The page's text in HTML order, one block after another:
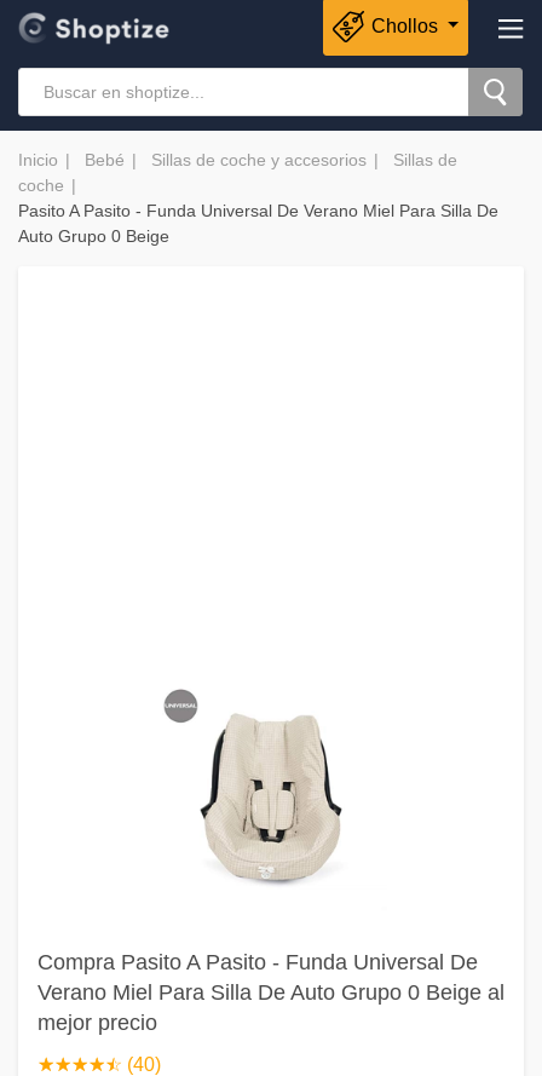
Chollos
Inicio Bebé Sillas de coche y accesorios
Sillas de
coche
Pasito A Pasito - Funda Universal De Verano Miel Para Silla De
Auto Grupo 0 Beige
Compra Pasito A Pasito - Funda Universal De
Verano Miel Para Silla De Auto Grupo 0 Beige al
mejor precio
☆☆☆☆☆
★★★★★ (40)